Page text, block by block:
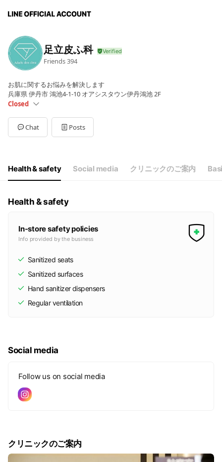
足立皮ふ科
Friends394
お肌に関するお悩みを解決します
兵庫県 伊丹市 鴻池4-1-10 オアシスタウン伊丹鴻池 2F
Closed
SunClosed
Mon09:00 - 12:00,14:00 - 18:00
Tue
09:00 - 12:00,14:00 - 18:00
Sat09:00 - 12:00
★受付★午前11:30・午後17:00迄/定休日：水・日
Chat Posts
Health & safety Social media クリニックのご案内
Health & safety
In-store safety policies
Info provided by the business
Sanitized seats
Sanitized surfaces
Hand sanitizer dispensers
Regular ventilation
Social media
Follow us on social media
クリニックのご案内